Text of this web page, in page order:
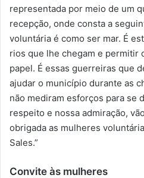
representada por meio de um
recepção, onde consta a
voluntária é como ser mar. É
rios que lhe chegam e permitir
papel. É essas guerreiras que
ajudar o município durante as
não mediram esforços para se
respeito e nossa admiração,
obrigada as mulheres
Sales.”
Convite às mulheres